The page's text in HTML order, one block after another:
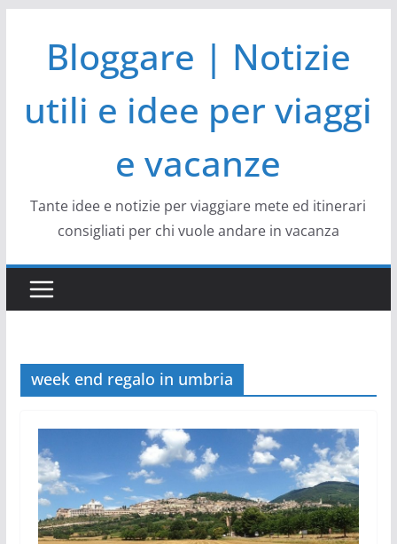
contenutoBloggare | Notizie
utili e idee per viaggi
e vacanze
Tante idee e notizie per viaggiare mete ed itinerari
consigliati per chi vuole andare in vacanza
week end regalo in umbria